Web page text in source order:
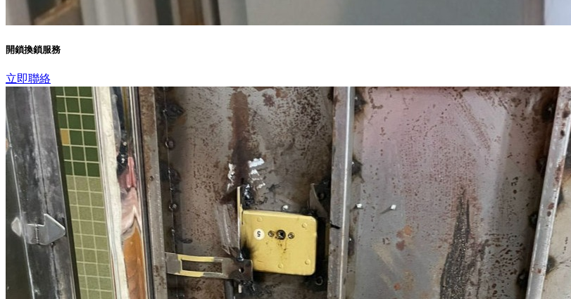
開鎖換鎖服務
立即聯絡